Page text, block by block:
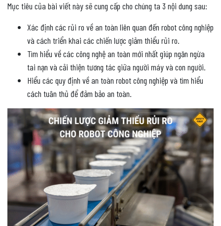
Mục tiêu của bài viết này sẽ cung cấp cho chúng ta 3 nội dung sau:
Xác định các rủi ro về an toàn liên quan đến robot công nghiệp
và cách triển khai các chiến lược giảm thiểu rủi ro.
Tìm hiểu về các công nghệ an toàn mới nhất giúp ngăn ngừa
tai nạn và cải thiện tương tác giữa người máy và con người.
Hiểu các quy định về an toàn robot công nghiệp và tìm hiểu
cách tuân thủ để đảm bảo an toàn.